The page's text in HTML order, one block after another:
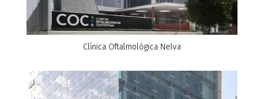
Clínica Oftalmológica Nelva